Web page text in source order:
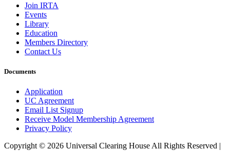
Join IRTA
Events
Library
Education
Members Directory
Contact Us
Documents
Application
UC Agreement
Email List Signup
Receive Model Membership Agreement
Privacy Policy
Copyright © 2026 Universal Clearing House All Rights Reserved |